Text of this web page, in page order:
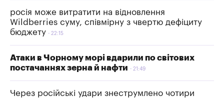
росія може витратити на відновлення
Wildberries суму, співмірну з чвертю дефіциту
бюджету
22:15
Атаки в Чорному морі вдарили по світових
постачаннях зерна й нафти
21:49
Через російські удари знеструмлено чотири